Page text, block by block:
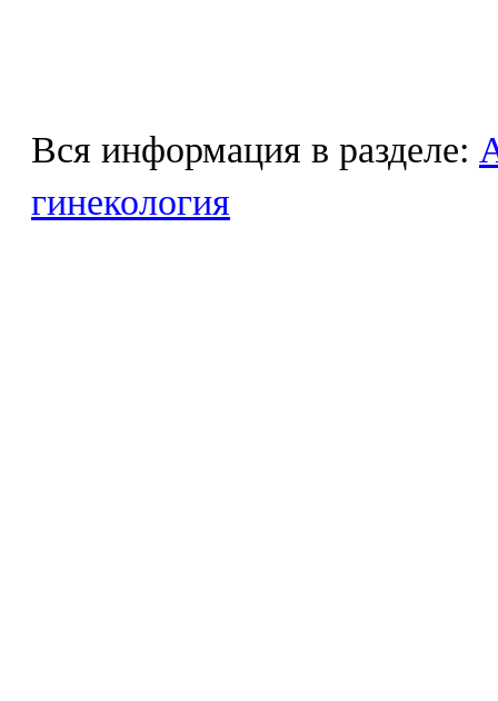
Вся информация в разделе:
гинекология